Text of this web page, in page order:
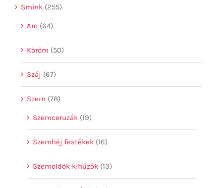
Smink (255)
Arc (64)
Köröm (50)
Száj (67)
Szem (78)
Szemceruzák (19)
Szemhéj festékek (16)
Szemöldök kihúzók (13)